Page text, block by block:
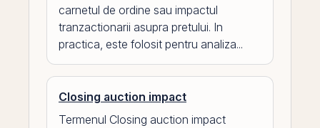
carnetul de ordine sau impactul
tranzactionarii asupra pretului. In
practica, este folosit pentru analiza...
Closing auction impact
Termenul Closing auction impact